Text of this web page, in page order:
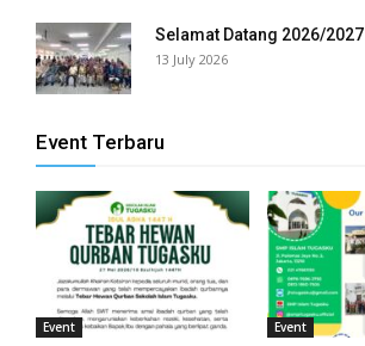
Selamat Datang 2026/2027
13 July 2026
Event Terbaru
Event Event